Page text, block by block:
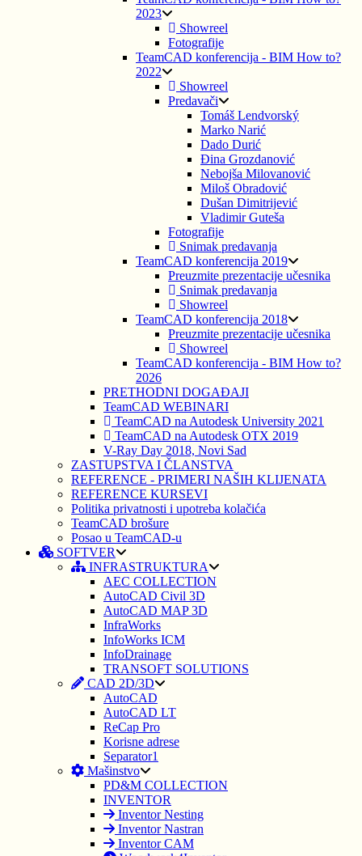
2023
Showreel
Fotografije
TeamCAD konferencija - BIM How to?
2022
Showreel
Predavači
Tomáš Lendvorský
Marko Narić
Dado Durić
Đina Grozdanović
Nebojša Milovanović
Miloš Obradović
Dušan Dimitrijević
Vladimir Guteša
Fotografije
Snimak predavanja
TeamCAD konferencija 2019
Preuzmite prezentacije učesnika
Snimak predavanja
Showreel
TeamCAD konferencija 2018
Preuzmite prezentacije učesnika
Showreel
TeamCAD konferencija - BIM How to?
2026
PRETHODNI DOGAĐAJI
TeamCAD WEBINARI
TeamCAD na Autodesk University 2021
TeamCAD na Autodesk OTX 2019
V-Ray Day 2018, Novi Sad
ZASTUPSTVA I ČLANSTVA
REFERENCE - PRIMERI NAŠIH KLIJENATA
REFERENCE KURSEVI
Politika privatnosti i upotreba kolačića
TeamCAD brošure
Posao u TeamCAD-u
SOFTVER
INFRASTRUKTURA
AEC COLLECTION
AutoCAD Civil 3D
AutoCAD MAP 3D
InfraWorks
InfoWorks ICM
InfoDrainage
TRANSOFT SOLUTIONS
CAD 2D/3D
AutoCAD
AutoCAD LT
ReCap Pro
Korisne adrese
Separator1
Mašinstvo
PD&M COLLECTION
INVENTOR
Inventor Nesting
Inventor Nastran
Inventor CAM